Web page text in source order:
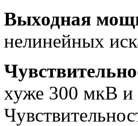
Выходная
нелинейных
хуже 300 мкВ и